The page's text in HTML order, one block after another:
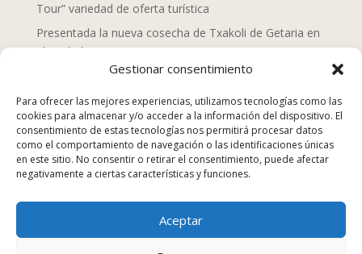
Gestionar consentimiento
Para ofrecer las mejores experiencias, utilizamos tecnologías como las
cookies para almacenar y/o acceder a la información del dispositivo. El
consentimiento de estas tecnologías nos permitirá procesar datos
como el comportamiento de navegación o las identificaciones únicas
en este sitio. No consentir o retirar el consentimiento, puede afectar
negativamente a ciertas características y funciones.
Aceptar
Tour” variedad de oferta turística
Presentada la nueva cosecha de Txakoli de Getaria en
el Txakolin Eguna 2024
Doce chefs de Mahaia despliegan una nueva mirada
sobre la gastronomía vasca
San Sebastián Gastronomika Euskadi Basque Country
2023, campaña “La comida no se tira”
Los establecimientos de hostelería suponen el 25% de
los equipamientos y servicios en Euskadi en 2022
Euskadi Gastronomika, turismo gastronómico
sostenible, nuevo sitio web